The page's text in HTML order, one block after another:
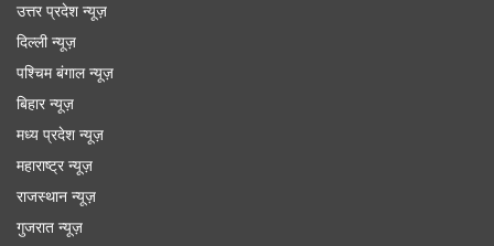
उत्तर प्रदेश न्यूज़
दिल्ली न्यूज़
पश्चिम बंगाल न्यूज़
बिहार न्यूज़
मध्य प्रदेश न्यूज़
महाराष्ट्र न्यूज़
राजस्थान न्यूज़
गुजरात न्यूज़